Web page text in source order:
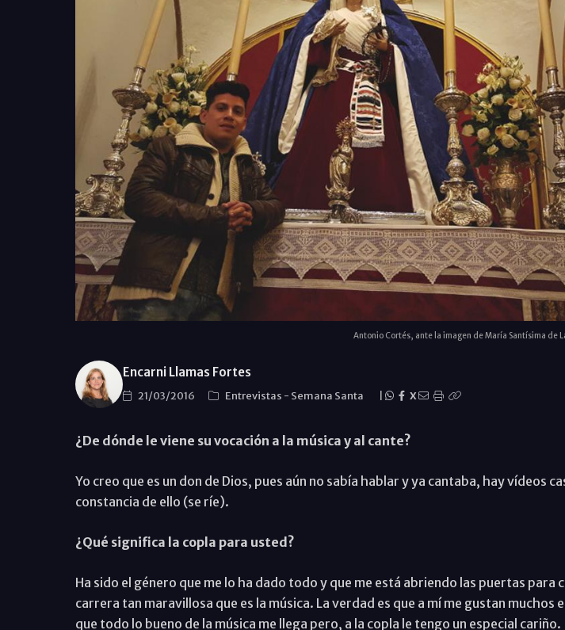
Antonio Cortés, ante la imagen de María Santísima de
Encarni Llamas Fortes
21/03/2016 Entrevistas - Semana Santa X
¿De dónde le viene su vocación a la música y al cante?
Yo creo que es un don de Dios, pues aún no sabía hablar y ya cantaba, hay vídeos
constancia de ello (se ríe).
¿Qué significa la copla para usted?
Ha sido el género que me lo ha dado todo y que me está abriendo las puertas para
carrera tan maravillosa que es la música. La verdad es que a mí me gustan muchos
que todo lo bueno de la música me llega pero, a la copla le tengo un especial cariño.